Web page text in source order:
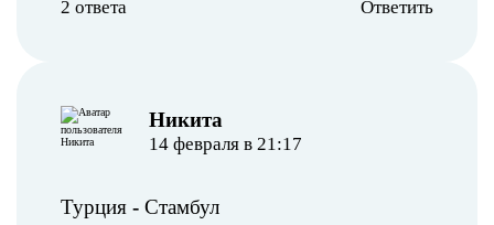
2 ответа Ответить
Никита
14 февраля в 21:17
Турция - Стамбул